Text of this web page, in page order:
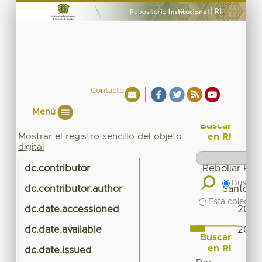
Contacto
Menú
Mostrar el registro sencillo del objeto
digital
dc.contributor Rebollar
dc.contributor.author Santos
dc.date.accessioned
dc.date.available
dc.date.issued
Buscar
en RI
Buscar
Esta
Buscar
en RI